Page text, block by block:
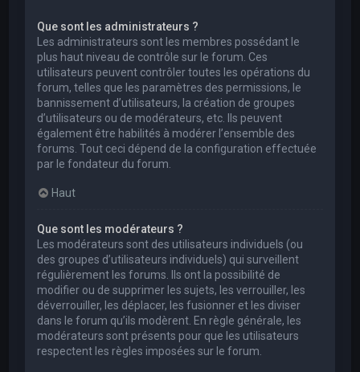
Que sont les administrateurs ?
Les administrateurs sont les membres possédant le
plus haut niveau de contrôle sur le forum. Ces
utilisateurs peuvent contrôler toutes les opérations du
forum, telles que les paramètres des permissions, le
bannissement d’utilisateurs, la création de groupes
d’utilisateurs ou de modérateurs, etc. Ils peuvent
également être habilités à modérer l’ensemble des
forums. Tout ceci dépend de la configuration effectuée
par le fondateur du forum.
Haut
Que sont les modérateurs ?
Les modérateurs sont des utilisateurs individuels (ou
des groupes d’utilisateurs individuels) qui surveillent
régulièrement les forums. Ils ont la possibilité de
modifier ou de supprimer les sujets, les verrouiller, les
déverrouiller, les déplacer, les fusionner et les diviser
dans le forum qu’ils modèrent. En règle générale, les
modérateurs sont présents pour que les utilisateurs
respectent les règles imposées sur le forum.